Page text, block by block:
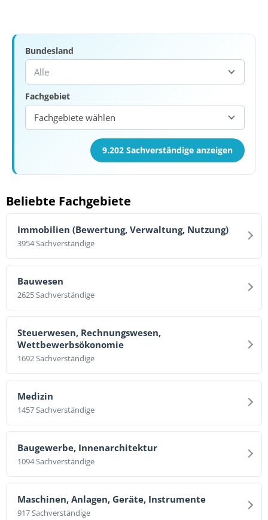
Bundesland
Alle
Fachgebiet
Fachgebiete wählen
9.202 Sachverständige anzeigen
Beliebte Fachgebiete
Immobilien (Bewertung, Verwaltung, Nutzung)
3954 Sachverständige
Bauwesen
2625 Sachverständige
Steuerwesen, Rechnungswesen,
Wettbewerbsökonomie
1692 Sachverständige
Medizin
1457 Sachverständige
Baugewerbe, Innenarchitektur
1094 Sachverständige
Maschinen, Anlagen, Geräte, Instrumente
917 Sachverständige